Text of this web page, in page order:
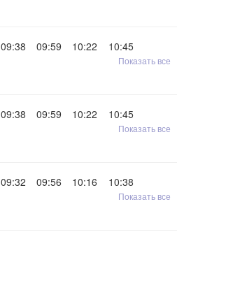
09:38 09:59 10:22
10:45
Показать все
09:38 09:59 10:22
10:45
Показать все
09:32 09:56 10:16
10:38
Показать все